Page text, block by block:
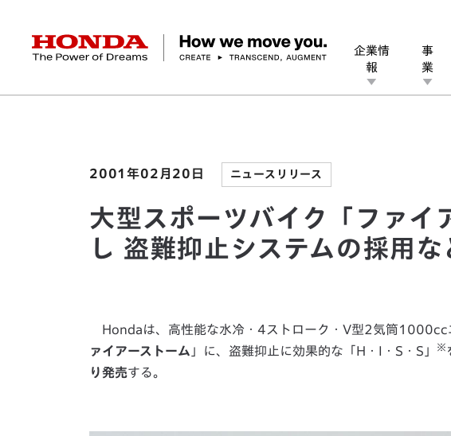
HONDA The Power of Dreams
企業情
報
社長メッセージ 経営方針 会社概要 ヒストリー
事
業
バイク パワープロダクツ マリン その他事業
テクノロジー デザイン オープンイノベーション
ESGレポート Honda Report 環境 社会 ガバナンス
IR資料室 財務・業績情報 株式・債券情報
ニュースルーム
Discover Honda
大型スポーツバイク「ファイアーストーム
2001年02月20日 ニュースリリース
大型スポーツバイク「ファイ
し 盗難抑止システムの採用
Hondaは、高性能な水冷・4ストローク・V型2気筒1000cc
ァイアーストーム 」に、盗難抑止に効果的な「H・I・S・S」 ※
り発売する。